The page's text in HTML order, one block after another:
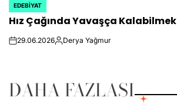
POSTED
IN
EDEBIYAT
Hız Çağında Yavaşça Kalabilmek
on29.06.2026Posted
Derya Yağmur
DAHA FAZLASI